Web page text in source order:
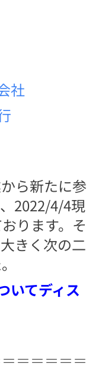
社
ら新たに参
2022/4/4現
ります。 そ
きく次の二
いてディス
＝＝＝＝＝